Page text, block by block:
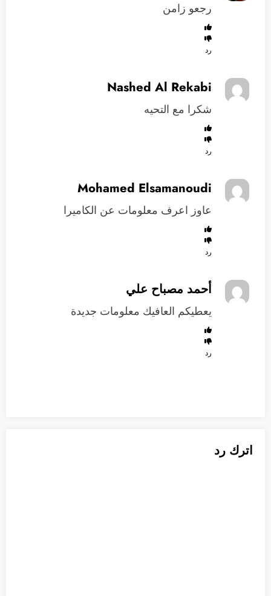
رجعو زامن
رد
Nashed Al Rekabi
شكرا مع التحيه
رد
Mohamed Elsamanoudi
عاوز اعرف معلومات عن الكاميرا
رد
أحمد مصباح علي
يعطيكم العافيك معلومات جديدة
رد
اترك رد